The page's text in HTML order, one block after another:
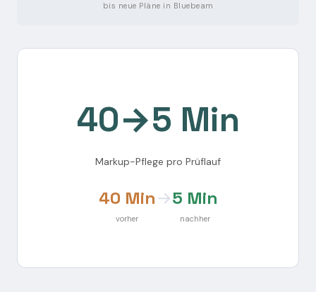
bis neue Pläne in Bluebeam
40→5 Min
Markup-Pflege pro Prüflauf
40 Min
vorher
→5 Min
nachher